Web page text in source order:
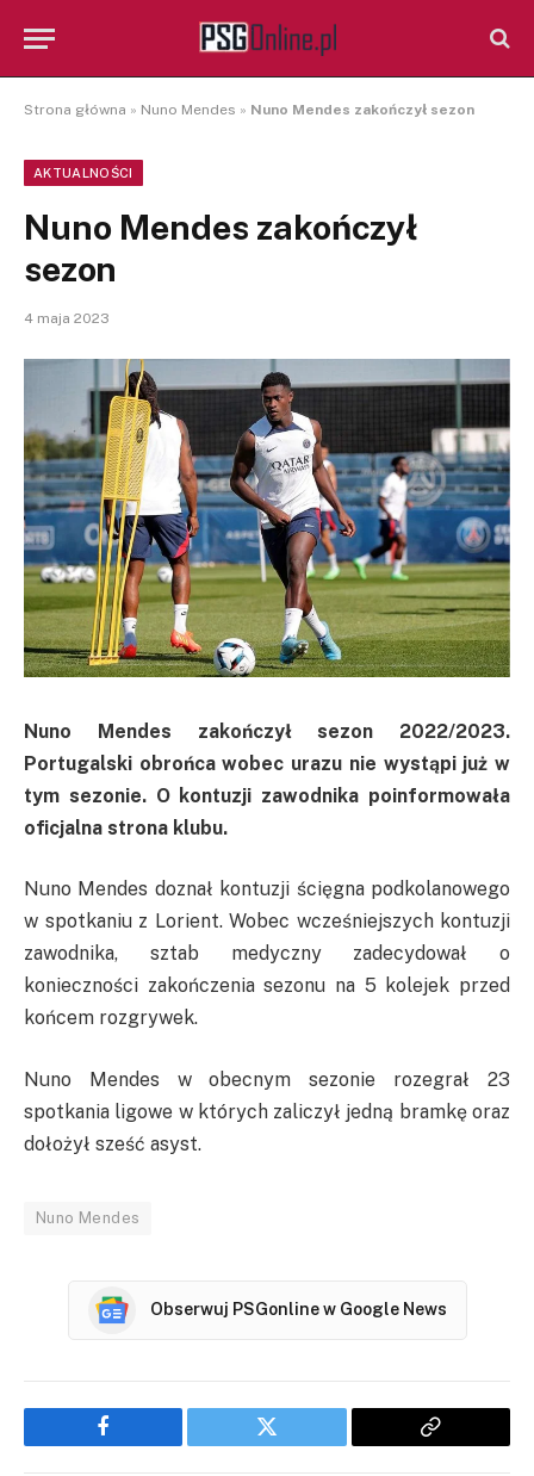
Strona główna » Nuno Mendes » Nuno Mendes zakończył sezon
AKTUALNOŚCI
Nuno Mendes zakończył
sezon
4 maja 2023
Nuno Mendes zakończył sezon 2022/2023.
Portugalski obrońca wobec urazu nie wystąpi już w
tym sezonie. O kontuzji zawodnika poinformowała
oficjalna strona klubu.
Nuno Mendes doznał kontuzji ścięgna podkolanowego
w spotkaniu z Lorient. Wobec wcześniejszych kontuzji
zawodnika, sztab medyczny zadecydował o
konieczności zakończenia sezonu na 5 kolejek przed
końcem rozgrywek.
Nuno Mendes w obecnym sezonie rozegrał 23
spotkania ligowe w których zaliczył jedną bramkę oraz
dołożył sześć asyst.
Nuno Mendes
Obserwuj PSGonline w Google News
Facebook Twitter
Copy